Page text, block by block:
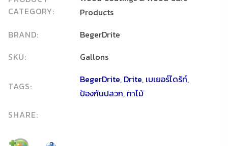
CATEGORY:
Products
BRAND:
BegerDrite
SKU:
Gallons
TAGS:
BegerDrite, Drite, เบเยอร์ไดร้ท์,
ป้องกันปลวก, ทาไม้
SHARE: